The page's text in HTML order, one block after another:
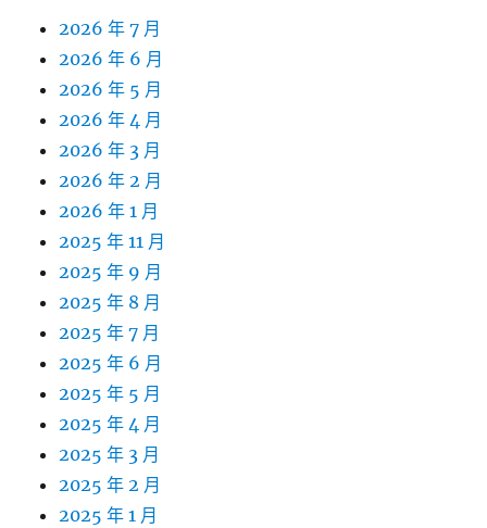
2026 年 7 月
2026 年 6 月
2026 年 5 月
2026 年 4 月
2026 年 3 月
2026 年 2 月
2026 年 1 月
2025 年 11 月
2025 年 9 月
2025 年 8 月
2025 年 7 月
2025 年 6 月
2025 年 5 月
2025 年 4 月
2025 年 3 月
2025 年 2 月
2025 年 1 月